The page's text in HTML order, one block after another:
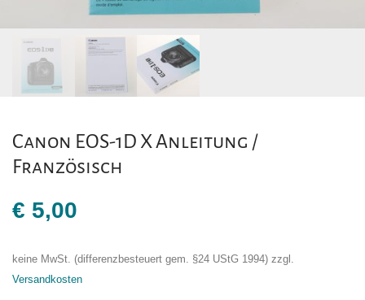
Canon EOS-1D X Anleitung /
Französisch
€ 5,00
keine MwSt. (differenzbesteuert gem. §24 UStG 1994) zzgl.
Versandkosten